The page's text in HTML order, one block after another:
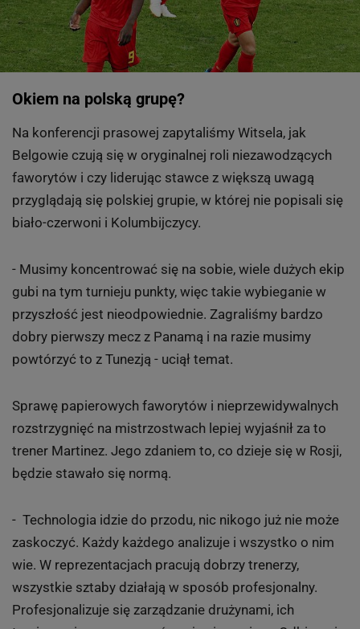
Okiem na polską grupę?
Na konferencji prasowej zapytaliśmy Witsela, jak
Belgowie czują się w oryginalnej roli niezawodzących
faworytów i czy liderując stawce z większą uwagą
przyglądają się polskiej grupie, w której nie popisali się
biało-czerwoni i Kolumbijczycy.
- Musimy koncentrować się na sobie, wiele dużych ekip
gubi na tym turnieju punkty, więc takie wybieganie w
przyszłość jest nieodpowiednie. Zagraliśmy bardzo
dobry pierwszy mecz z Panamą i na razie musimy
powtórzyć to z Tunezją - uciął temat.
Sprawę papierowych faworytów i nieprzewidywalnych
rozstrzygnięć na mistrzostwach lepiej wyjaśnił za to
trener Martinez. Jego zdaniem to, co dzieje się w Rosji,
będzie stawało się normą.
- Technologia idzie do przodu, nic nikogo już nie może
zaskoczyć. Każdy każdego analizuje i wszystko o nim
wie. W reprezentacjach pracują dobrzy trenerzy,
wszystkie sztaby działają w sposób profesjonalny.
Profesjonalizuje się zarządzanie drużynami, ich